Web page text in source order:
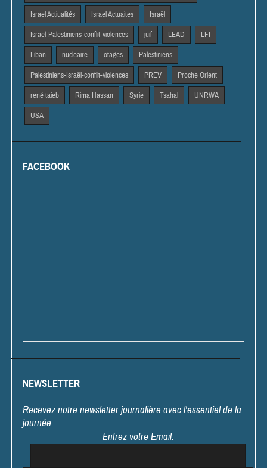
Israel Actiualités Israel Actuaites Israël
Israël-Palestiniens-conflit-violences juif LEAD LFI
Liban nucleaire otages Palestiniens
Palestiniens-Israël-conflit-violences PREV Proche Orient
rené taieb Rima Hassan Syrie Tsahal UNRWA
USA
FACEBOOK
NEWSLETTER
Recevez notre newsletter journalière avec l'essentiel de la
journée
Entrez votre Email: